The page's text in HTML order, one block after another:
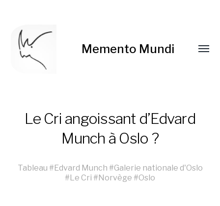
Memento Mundi
Le Cri angoissant d’Edvard
Munch à Oslo ?
Tableau #Edvard Munch #Galerie nationale d'Oslo
#Le Cri #Norvège #Oslo